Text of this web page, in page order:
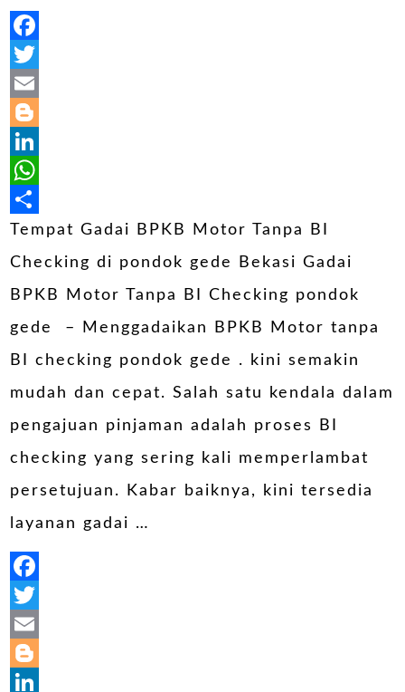
Facebook
Twitter
Email
Blogger
LinkedIn
WhatsApp
Share
Tempat Gadai BPKB Motor Tanpa BI
Checking di pondok gede Bekasi Gadai
BPKB Motor Tanpa BI Checking pondok
gede – Menggadaikan BPKB Motor tanpa
BI checking pondok gede . kini semakin
mudah dan cepat. Salah satu kendala dalam
pengajuan pinjaman adalah proses BI
checking yang sering kali memperlambat
persetujuan. Kabar baiknya, kini tersedia
layanan gadai …
Facebook
Twitter
Email
Blogger